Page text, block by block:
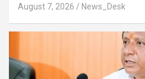
August 7, 2026 News_Desk